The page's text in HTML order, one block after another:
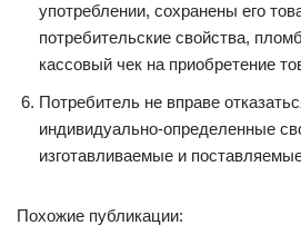
употреблении, сохранены его
потребительские свойства,
кассовый чек на приобретение
Потребитель не вправе
индивидуально-определенные
изготавливаемые и
Похожие публикации: